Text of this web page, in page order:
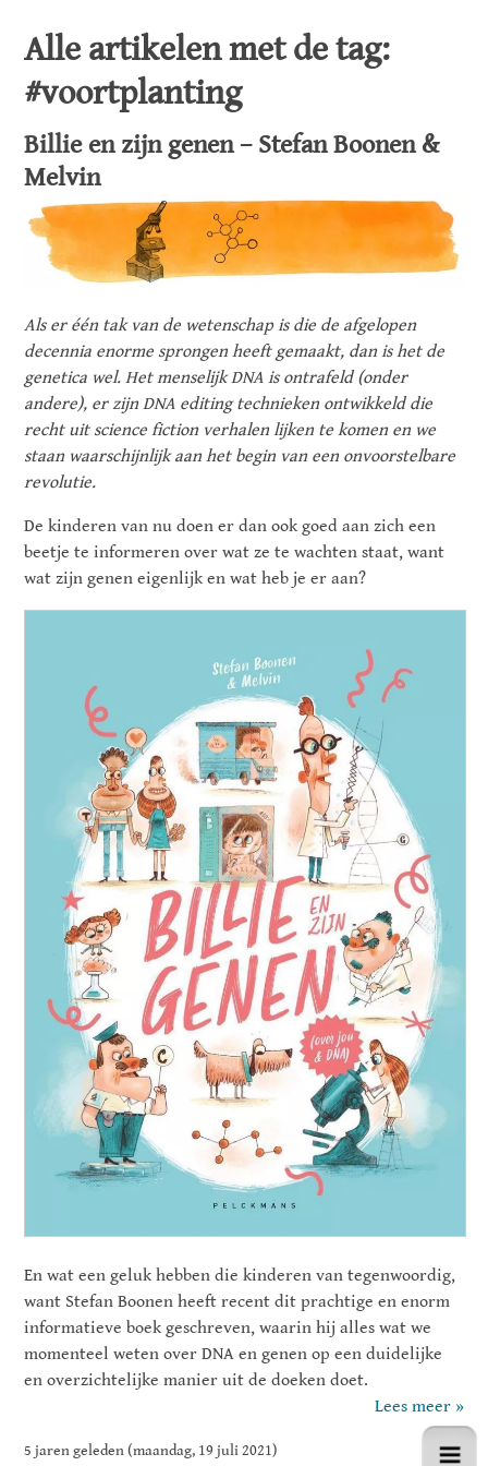
Alle artikelen met de tag:
#voortplanting
Billie en zijn genen – Stefan Boonen &
Melvin
Als er één tak van de wetenschap is die de afgelopen
decennia enorme sprongen heeft gemaakt, dan is het de
genetica wel. Het menselijk DNA is ontrafeld (onder
andere), er zijn DNA editing technieken ontwikkeld die
recht uit science fiction verhalen lijken te komen en we
staan waarschijnlijk aan het begin van een onvoorstelbare
revolutie.
De kinderen van nu doen er dan ook goed aan zich een
beetje te informeren over wat ze te wachten staat, want
wat zijn genen eigenlijk en wat heb je er aan?
En wat een geluk hebben die kinderen van tegenwoordig,
want Stefan Boonen heeft recent dit prachtige en enorm
informatieve boek geschreven, waarin hij alles wat we
momenteel weten over DNA en genen op een duidelijke
en overzichtelijke manier uit de doeken doet.
Lees meer »
5 jaren geleden (maandag, 19 juli 2021)